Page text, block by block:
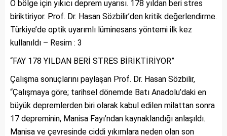
O bölge için yıkıcı deprem uyarısı. 178 yıldan beri stres
biriktiriyor. Prof. Dr. Hasan Sözbilir’den kritik değerlendirme.
Türkiye’de optik uyarımlı lüminesans yöntemi ilk kez
kullanıldı – Resim : 3
“FAY 178 YILDAN BERİ STRES BİRİKTİRİYOR”
Çalışma sonuçlarını paylaşan Prof. Dr. Hasan Sözbilir,
“Çalışmaya göre; tarihsel dönemde Batı Anadolu’daki en
büyük depremlerden biri olarak kabul edilen milattan sonra
17 depreminin, Manisa Fayı’ndan kaynaklandığı anlaşıldı.
Manisa ve çevresinde ciddi yıkımlara neden olan son